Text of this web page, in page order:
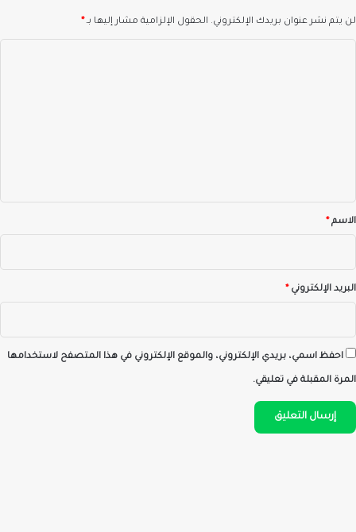
لن يتم نشر عنوان بريدك الإلكتروني. الحقول الإلزامية مشار إليها بـ*
*الاسم*
البريد الإلكتروني*
احفظ اسمي، بريدي الإلكتروني، والموقع الإلكتروني في هذا المتصفح لاستخدامها
المرة المقبلة في تعليقي.